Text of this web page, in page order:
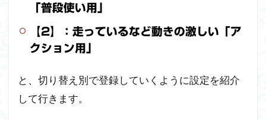
「普段使い用」
【2】：走っているなど動きの激しい「ア
クション用」
と、切り替え別で登録していくように設定を紹介
して行きます。